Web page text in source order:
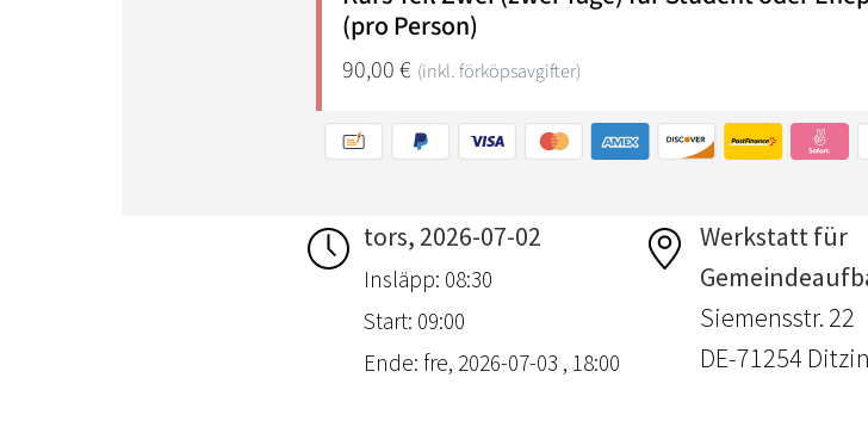
tors, 2026-07-02
Insläpp: 08:30
Start: 09:00
Ende: fre, 2026-07-03 , 18:00
Werkstatt für
Siemensstr. 22
DE-71254